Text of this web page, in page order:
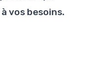
vos besoins.